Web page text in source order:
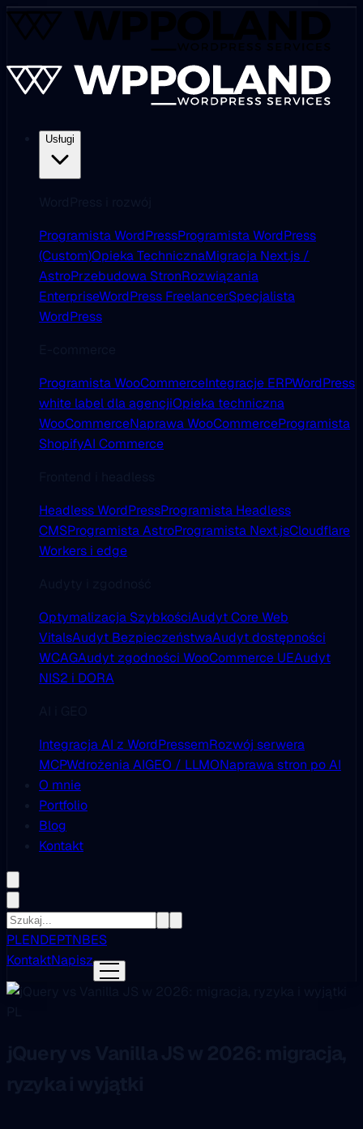
Usługi
Programista WordPressProgramista WordPress
(Custom)Opieka TechnicznaMigracja Next.js /
AstroPrzebudowa StronRozwiązania
EnterpriseWordPress FreelancerSpecjalista
WordPress
Programista WooCommerceIntegracje ERPWordPress
white label dla agencjiOpieka techniczna
WooCommerceNaprawa WooCommerceProgramista
ShopifyAI Commerce
Headless WordPressProgramista Headless
CMSProgramista AstroProgramista Next.jsCloudflare
Workers i edge
Optymalizacja SzybkościAudyt Core Web
VitalsAudyt BezpieczeństwaAudyt dostępności
WCAGAudyt zgodności WooCommerce UEAudyt
NIS2 i DORA
Integracja AI z WordPressemRozwój serwera
MCPWdrożenia AIGEO / LLMONaprawa stron po AI
O mnie
Portfolio
Blog
Kontakt
PLENDEPTNBES
KontaktNapisz